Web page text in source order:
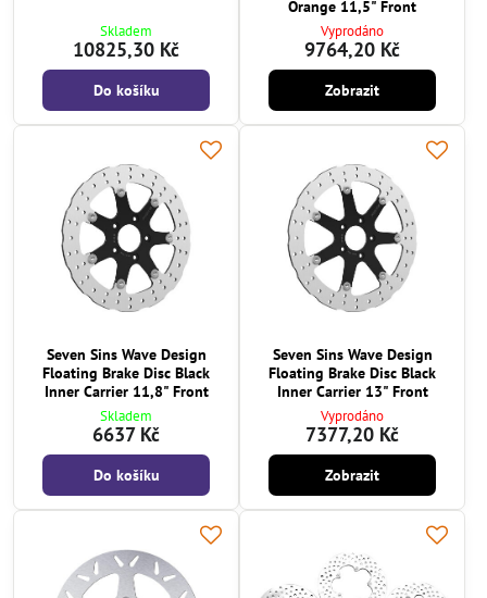
Skladem
10825,30 Kč
Do košíku
Orange 11,5" Front
Vyprodáno
9764,20 Kč
Zobrazit
Seven Sins Wave Design
Floating Brake Disc Black
Inner Carrier 11,8" Front
Skladem
6637 Kč
Do košíku
Seven Sins Wave Design
Floating Brake Disc Black
Inner Carrier 13" Front
Vyprodáno
7377,20 Kč
Zobrazit